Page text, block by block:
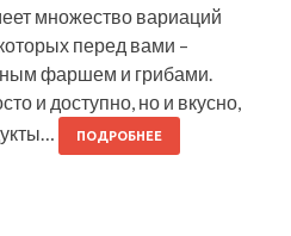
множество вариаций
перед вами –
фаршем и грибами.
и доступно, но и вкусно,
ПОДРОБНЕЕ